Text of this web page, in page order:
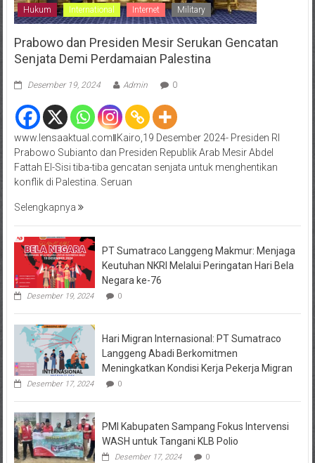
Hukum International Internet Military
Prabowo dan Presiden Mesir Serukan Gencatan
Senjata Demi Perdamaian Palestina
Desember 19, 2024 Admin 0
www.lensaaktual.comǁKairo,19 Desember 2024- Presiden RI
Prabowo Subianto dan Presiden Republik Arab Mesir Abdel
Fattah El-Sisi tiba-tiba gencatan senjata untuk menghentikan
konflik di Palestina. Seruan
Selengkapnya
PT Sumatraco Langgeng Makmur: Menjaga
Keutuhan NKRI Melalui Peringatan Hari Bela
Negara ke-76
Desember 19, 2024 0
Hari Migran Internasional: PT Sumatraco
Langgeng Abadi Berkomitmen
Meningkatkan Kondisi Kerja Pekerja Migran
Desember 17, 2024 0
PMI Kabupaten Sampang Fokus Intervensi
WASH untuk Tangani KLB Polio
Desember 17, 2024 0